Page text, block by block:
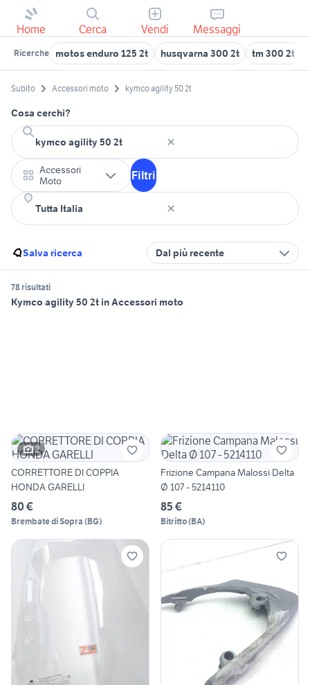
Home Cerca Vendi Messaggi
Ricerche motos enduro 125 2t husqvarna 300 2t tm 300 2t
Subito Accessori moto kymco agility 50 2t
Cosa cerchi?
Accessori
Moto
Filtri
Salva ricerca Dal più recente
78 risultati
Kymco agility 50 2t in Accessori moto
2
CORRETTORE DI COPPIA
HONDA GARELLI
80 €
Brembate di Sopra (BG)
Frizione Campana Malossi Delta
Ø 107 - 5214110
85 €
Bitritto(BA)